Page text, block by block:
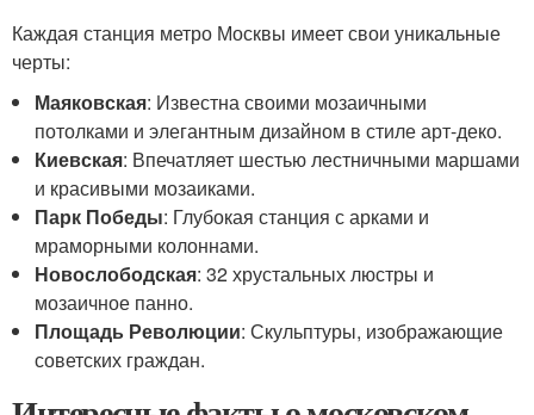
Каждая станция метро Москвы имеет свои уникальные
черты:
Маяковская: Известна своими мозаичными
потолками и элегантным дизайном в стиле арт-деко.
Киевская: Впечатляет шестью лестничными маршами
и красивыми мозаиками.
Парк Победы: Глубокая станция с арками и
мраморными колоннами.
Новослободская: 32 хрустальных люстры и
мозаичное панно.
Площадь Революции: Скульптуры, изображающие
советских граждан.